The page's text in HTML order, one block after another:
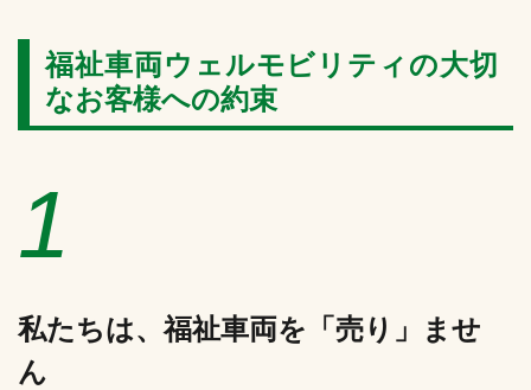
福祉車両ウェルモビリティの大切
なお客様への約束
1
私たちは、福祉車両を「売り」ませ
ん